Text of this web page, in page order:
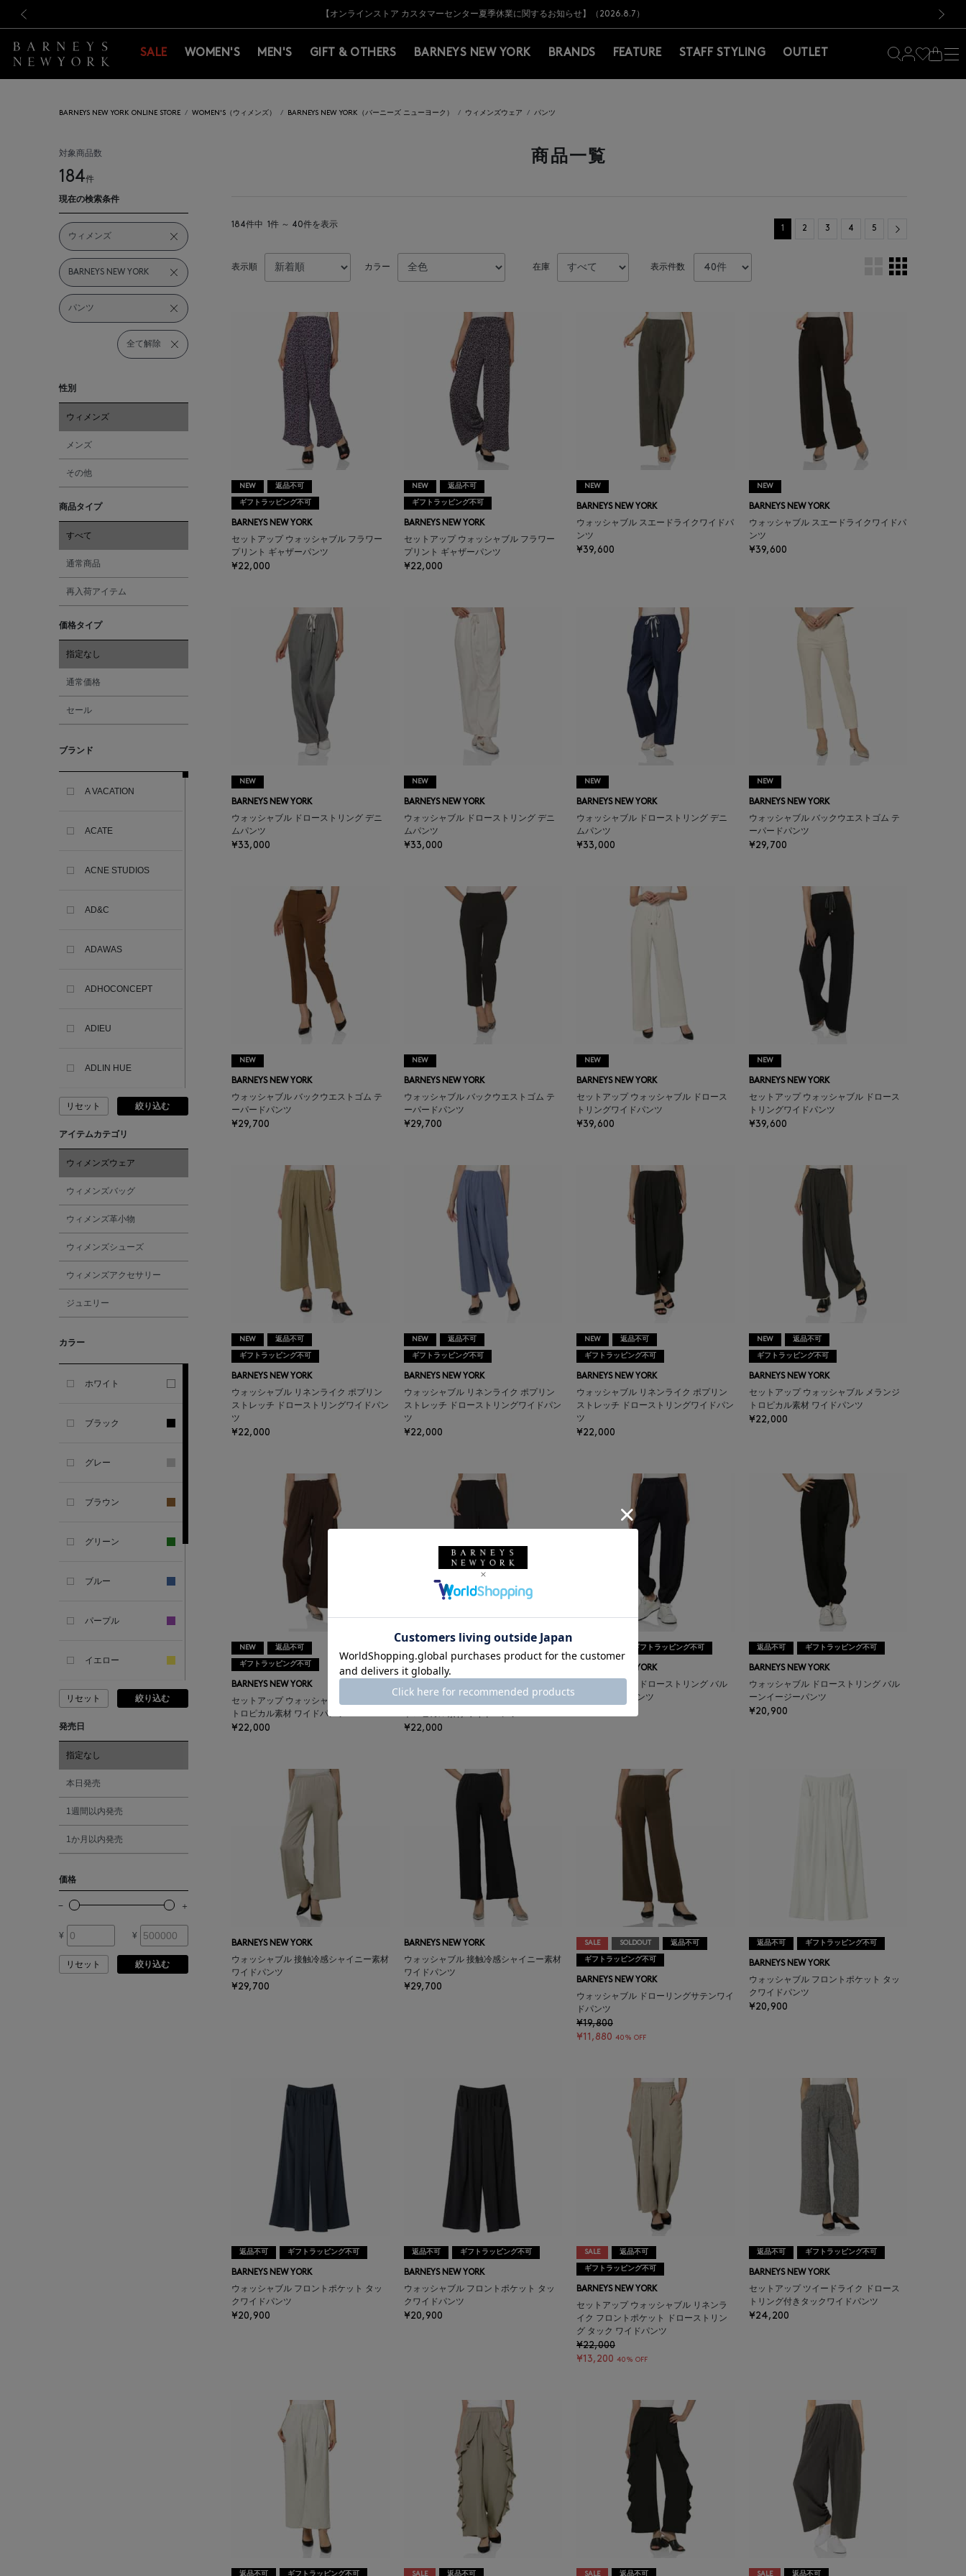
新規登録のお客様も対象！＜MY BARNEYS＞会員のお客様は11,000円（税込）以上のお買上げで常時送料無料！お買い物の際は会員登録を！
【夏季休業に伴う出荷一時停止のお知らせ】(2026.8.7)
【オンラインストア カスタマーセンター夏季休業に関するお知らせ】（2026.8.7）
【夏季休業に伴う返品・交換承り一時停止のお知らせ】（2026.8.5）
熊本県を中心とした地震の影響によるお荷物のお届けについて
【開催中】SUMMER SALEのご案内・ご注意事項
新規登録のお客様も対象！＜MY BARNEYS＞会員のお客様は11,000円（税込）以上のお買上げで常時送料無料！お買い物の際は会員登録を！
【夏季休業に伴う出荷一時停止のお知らせ】(2026.8.7)
SALE WOMEN'S MEN'S GIFT & OTHERS BARNEYS NEW YORK BRANDS FEATURE STAFF STYLING OUTLET
BARNEYS NEW YORK ONLINE STORE WOMEN'S（ウィメンズ） BARNEYS NEW YORK（バーニーズ ニューヨーク） ウィメンズウェア パンツ
対象商品数
184件
現在の検索条件
ウィメンズ
BARNEYS NEW YORK
パンツ
全て解除
性別
ウィメンズ
メンズ
その他
商品タイプ
すべて
通常商品
再入荷アイテム
価格タイプ
指定なし
通常価格
セール
ブランド
A VACATION
ACATE
ACNE STUDIOS
AD&C
ADAWAS
ADHOCONCEPT
ADIEU
ADLIN HUE
ADVISORY BOARD
AESOP
ALBERT THURSTON
ALESSANDRO
SANDAL
ANDERSONS
ANTIPAST
ANYA HINDMARCH
ARCS LONDON
ARIANNA
ASAUCE MELER
ATELIER AMBOISE
リセット 絞り込む
アイテムカテゴリ
ウィメンズウェア
ウィメンズバッグ
ウィメンズ革小物
ウィメンズシューズ
ウィメンズアクセサリー
ジュエリー
カラー
ホワイト
ブラック
グレー
ブラウン
グリーン
ブルー
パープル
イエロー
ピンク
レッド
オレンジ
シルバー
リセット 絞り込む
発売日
指定なし
本日発売
1週間以内発売
1か月以内発売
価格
¥ ¥
リセット 絞り込む
商品一覧
184件中 1件 ～ 40件を表示 1 2 3 4 5 Next
表示順 カラー 在庫 表示件数
NEW 返品不可
ギフトラッピング不可
BARNEYS NEW YORK
セットアップ ウォッシャブル フラワー
プリント ギャザーパンツ
¥22,000
NEW 返品不可
ギフトラッピング不可
BARNEYS NEW YORK
セットアップ ウォッシャブル フラワー
プリント ギャザーパンツ
¥22,000
NEW
BARNEYS NEW YORK
ウォッシャブル スエードライクワイドパ
ンツ
¥39,600
NEW
BARNEYS NEW YORK
ウォッシャブル スエードライクワイドパ
ンツ
¥39,600
NEW
BARNEYS NEW YORK
ウォッシャブル ドローストリング デニ
ムパンツ
¥33,000
NEW
BARNEYS NEW YORK
ウォッシャブル ドローストリング デニ
ムパンツ
¥33,000
NEW
BARNEYS NEW YORK
ウォッシャブル ドローストリング デニ
ムパンツ
¥33,000
NEW
BARNEYS NEW YORK
ウォッシャブル バックウエストゴム テ
ーパードパンツ
¥29,700
NEW
BARNEYS NEW YORK
ウォッシャブル バックウエストゴム テ
ーパードパンツ
¥29,700
NEW
BARNEYS NEW YORK
ウォッシャブル バックウエストゴム テ
ーパードパンツ
¥29,700
NEW
BARNEYS NEW YORK
セットアップ ウォッシャブル ドロース
トリングワイドパンツ
¥39,600
NEW
BARNEYS NEW YORK
セットアップ ウォッシャブル ドロース
トリングワイドパンツ
¥39,600
NEW 返品不可
ギフトラッピング不可
BARNEYS NEW YORK
ウォッシャブル リネンライク ポプリン
ストレッチ ドローストリングワイドパン
ツ
¥22,000
NEW 返品不可
ギフトラッピング不可
BARNEYS NEW YORK
ウォッシャブル リネンライク ポプリン
ストレッチ ドローストリングワイドパン
ツ
¥22,000
NEW 返品不可
ギフトラッピング不可
BARNEYS NEW YORK
ウォッシャブル リネンライク ポプリン
ストレッチ ドローストリングワイドパン
ツ
¥22,000
NEW 返品不可
ギフトラッピング不可
BARNEYS NEW YORK
セットアップ ウォッシャブル メランジ
トロピカル素材 ワイドパンツ
¥22,000
NEW 返品不可
ギフトラッピング不可
BARNEYS NEW YORK
セットアップ ウォッシャブル メランジ
トロピカル素材 ワイドパンツ
¥22,000
ギフトラッピング不可
セットアップ ウォッシャブル メランジ
¥22,000
ギフトラッピング不可
BARNEYS NEW YORK
ウォッシャブル ドローストリング バル
ーンイージーパンツ
返品不可 ギフトラッピング不可
BARNEYS NEW YORK
ウォッシャブル ドローストリング バル
ーンイージーパンツ
¥20,900
BARNEYS NEW YORK
ウォッシャブル 接触冷感シャイニー素材
ワイドパンツ
¥29,700
BARNEYS NEW YORK
ウォッシャブル 接触冷感シャイニー素材
ワイドパンツ
¥29,700
SALE SOLDOUT 返品不可
ギフトラッピング不可
BARNEYS NEW YORK
ウォッシャブル ドローリングサテンワイ
ドパンツ
¥19,800
¥11,880 40% OFF
返品不可 ギフトラッピング不可
BARNEYS NEW YORK
ウォッシャブル フロントポケット タッ
クワイドパンツ
¥20,900
返品不可 ギフトラッピング不可
BARNEYS NEW YORK
ウォッシャブル フロントポケット タッ
クワイドパンツ
¥20,900
返品不可 ギフトラッピング不可
BARNEYS NEW YORK
ウォッシャブル フロントポケット タッ
クワイドパンツ
¥20,900
SALE 返品不可
ギフトラッピング不可
BARNEYS NEW YORK
セットアップ ウォッシャブル リネンラ
イク フロントポケット ドローストリン
グ タック ワイドパンツ
¥22,000
¥13,200 40% OFF
返品不可 ギフトラッピング不可
BARNEYS NEW YORK
セットアップ ツイードライク ドロース
トリング付きタックワイドパンツ
¥24,200
返品不可 ギフトラッピング不可 SALE 返品不可 SALE 返品不可 SALE 返品不可